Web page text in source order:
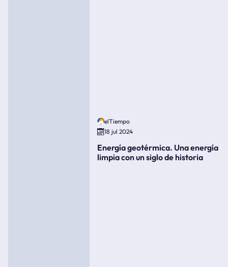
elTiempo
18 jul 2024
Energía geotérmica. Una energía
limpia con un siglo de historia